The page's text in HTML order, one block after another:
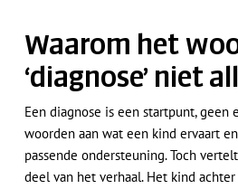
Waarom het
‘diagnose’ niet
Een diagnose is een startpunt, geen
woorden aan wat een kind ervaart
passende ondersteuning. Toch
deel van het verhaal. Het kind